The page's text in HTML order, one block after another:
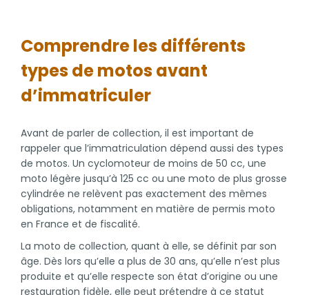
Comprendre les différents
types de motos avant
d’immatriculer
Avant de parler de collection, il est important de
rappeler que l’immatriculation dépend aussi des types
de motos. Un cyclomoteur de moins de 50 cc, une
moto légère jusqu’à 125 cc ou une moto de plus grosse
cylindrée ne relèvent pas exactement des mêmes
obligations, notamment en matière de permis moto
en France et de fiscalité.
La moto de collection, quant à elle, se définit par son
âge. Dès lors qu’elle a plus de 30 ans, qu’elle n’est plus
produite et qu’elle respecte son état d’origine ou une
restauration fidèle, elle peut prétendre à ce statut